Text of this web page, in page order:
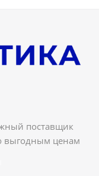
поставщик
выгодным ценам